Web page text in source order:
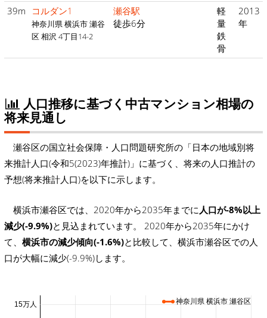
39m コルダン1
神奈川県 横浜市 瀬谷
区 相沢 4丁目14-2
瀬谷駅
徒歩6分
軽
量
鉄
骨
2013
年
人口推移に基づく中古マンション相場の
将来見通し
瀬谷区の国立社会保障・人口問題研究所の「日本の地域別将
来推計人口(令和5(2023)年推計)」に基づく、将来の人口推計の
予想(将来推計人口)を以下に示します。
横浜市瀬谷区では、2020年から2035年までに 人口が-8%以上
減少(-9.9%)と見込まれています。 2020年から2035年にかけ
て、 横浜市の減少傾向(-1.6%)と比較して、横浜市瀬谷区での人
口が大幅に減少(-9.9%)します。
15万人 神奈川県 横浜市 瀬谷区